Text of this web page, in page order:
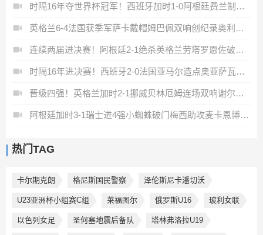
时隔16年夺世界杯冠军！西班牙加时1-0阿根廷费兰制胜恩佐染红
英格兰6-4法国获季军萨卡戴帽姆巴佩双响创纪录奥利塞2助+失良机
连续两届进决赛！阿根廷2-1绝杀英格兰劳塔罗恩佐破门梅西两助攻
时隔16年进决赛！西班牙2-0法国亚马尔造点奥亚萨瓦尔、波罗破门
晋级四强！英格兰加时2-1挪威贝林厄姆连场双响谢尔德鲁普破门
阿根廷加时3-1瑞士进4强小蜘蛛破门梅西助攻麦卡恩博洛假摔染红
热门TAG
卡尔期克朗 格尼斯国民警察 泽伦斯尼卡潘切沃
U23亚洲杯小组赛C组 莱福图尔 俄罗斯U16 玻利女联
以色列女足 圣何塞地震后备队 塔林弗洛拉U19